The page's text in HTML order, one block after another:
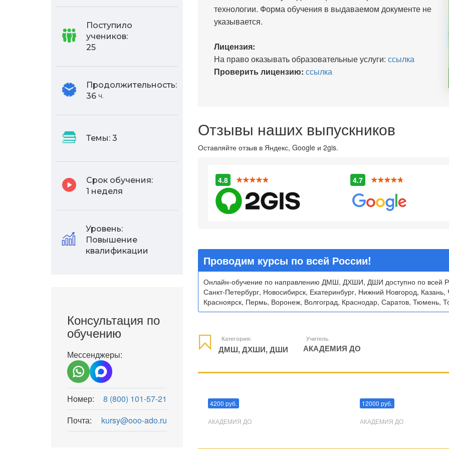
Поступило
учеников:
25
Продолжительность:
36 ч.
Темы: 3
Срок обучения:
1 неделя
Уровень:
Повышение
квалификации
Консультация по
обучению
Мессенджеры:
Номер:
8 (800) 101-57-21
Почта:
kursy@ooo-ado.ru
технологии. Форма обучения в выдаваемом документе не
указывается.
Лицензия:
На право оказывать образовательные услуги: ссылка
Проверить лицензию: ссылка
Отзывы наших выпускников
Оставляйте отзыв в Яндекс, Google и 2gis.
4.8 4.7
Проводим курсы по всей России!
Онлайн-обучение по направлению ДМШ, ДХШИ, ДШИ доступно по всей
Санкт-Петербург, Новосибирск, Екатеринбург, Нижний Новгород,
Красноярск, Пермь, Воронеж, Волгоград, Краснодар, Саратов, Тюмень,
Категория:
ДМШ, ДХШИ, ДШИ
Учитель
АКАДЕМИЯ ДО
4200 руб.
АКАДЕМИЯ ДО
12000 руб.
АКАДЕМИЯ ДО